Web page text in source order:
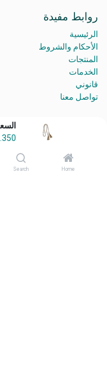
Home
Search
روابط مفيدة
الرئيسية
الأحكام والشروط
المنتجات
الخدمات
قانوني
تواصل معنا
أهلًا وسهلًا